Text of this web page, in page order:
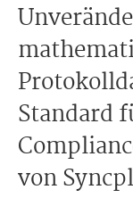
Standard
von